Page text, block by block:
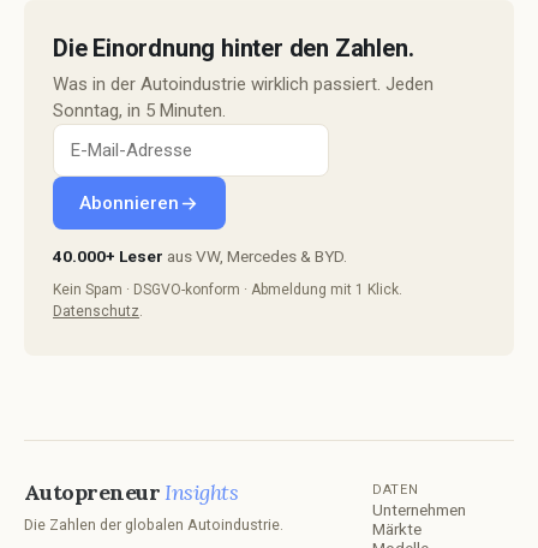
Die Einordnung hinter den Zahlen.
Was in der Autoindustrie wirklich passiert. Jeden
Sonntag, in 5 Minuten.
Abonnieren
40.000+ Leser aus VW, Mercedes & BYD.
Kein Spam · DSGVO-konform · Abmeldung mit 1 Klick.
Datenschutz.
Autopreneur Insights
Die Zahlen der globalen Autoindustrie.
DATEN
Unternehmen
Märkte